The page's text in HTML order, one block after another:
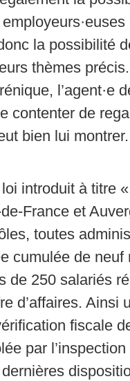
la possibilité
thèmes
l’agent·e
contenter de
bien lui
introduit à titre
France et
toutes
cumulée de neuf
de 250 salariés
d’affaires. Ainsi
fiscale
par